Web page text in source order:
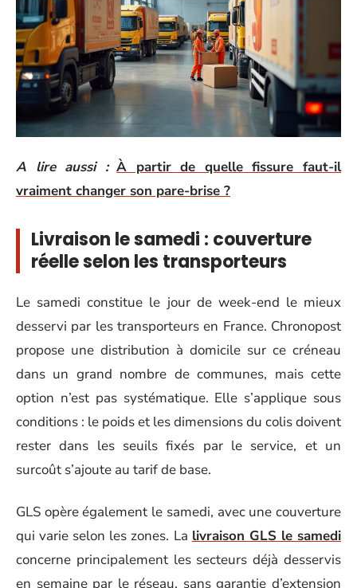
A lire aussi : À partir de quelle fissure faut-il
vraiment changer son pare-brise ?
Livraison le samedi : couverture
réelle selon les transporteurs
Le samedi constitue le jour de week-end le mieux
desservi par les transporteurs en France. Chronopost
propose une distribution à domicile sur ce créneau
dans un grand nombre de communes, mais cette
option n’est pas systématique. Elle s’applique sous
conditions : le poids et les dimensions du colis doivent
rester dans les seuils fixés par le service, et un
surcoût s’ajoute au tarif de base.
GLS opère également le samedi, avec une couverture
qui varie selon les zones. La livraison GLS le samedi
concerne principalement les secteurs déjà desservis
en semaine par le réseau, sans garantie d’extension